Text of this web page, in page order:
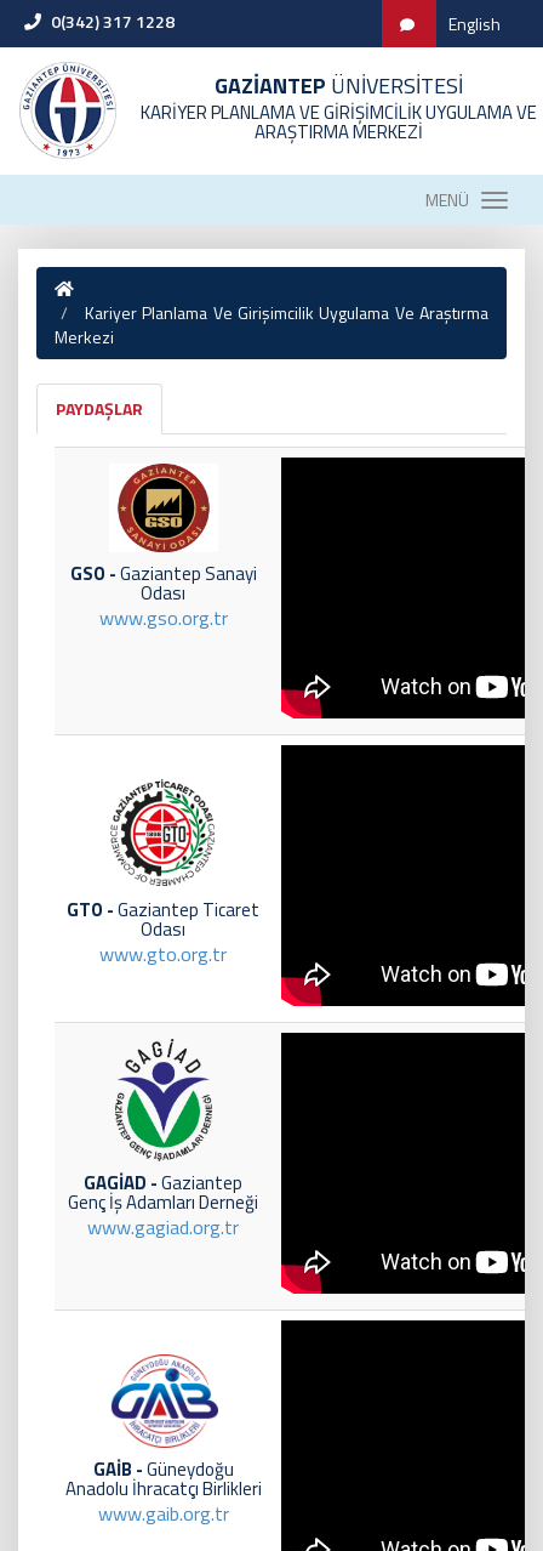
0(342) 317 1228 English
GAZİANTEP ÜNİVERSİTESİ
KARİYER PLANLAMA VE GİRİŞİMCİLİK UYGULAMA VE
ARAŞTIRMA MERKEZİ
MENÜ
Kariyer Planlama Ve Girişimcilik Uygulama Ve Araştırma
Merkezi
PAYDAŞLAR
GSO -Gaziantep Sanayi
Odası
www.gso.org.tr
GTO -Gaziantep Ticaret
Odası
www.gto.org.tr
GAGİAD -Gaziantep
Genç İş Adamları Derneği
www.gagiad.org.tr
GAİB -Güneydoğu
Anadolu İhracatçı Birlikleri
www.gaib.org.tr